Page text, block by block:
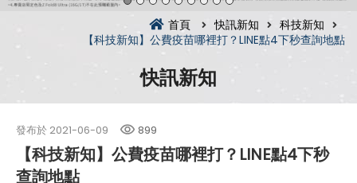
首頁 快訊新知
科技新知
【科技新知】公費疫苗哪裡打？LINE點4下秒查詢地點
快訊新知
發布於 2021-06-09 899
【科技新知】公費疫苗哪裡打？LINE點4下秒
查詢地點